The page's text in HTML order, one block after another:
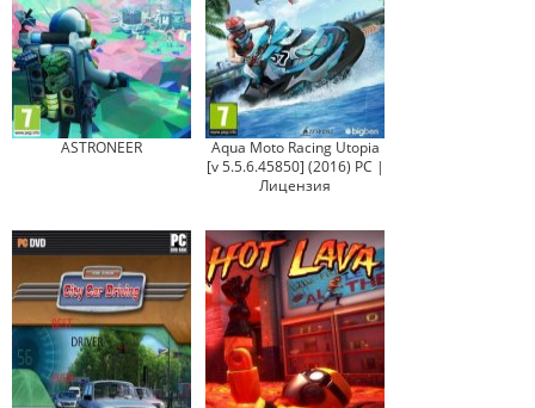
ASTRONEER
Aqua Moto Racing Utopia
[v 5.5.6.45850] (2016) PC |
Лицензия